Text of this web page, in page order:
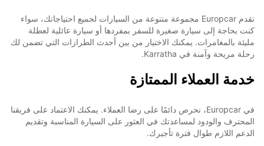
تقدم Europcar مجموعة متنوعة من السيارات لجميع احتياجاتك، سواء
كنت بحاجة إلى سيارة صغيرة للسفر بمفردها أو سيارة عائلية لعطلة
مليئة بالمغامرات. يمكنك الاختيار من بين أحدث الطرازات التي تضمن لك
رحلة مريحة وآمنة في Karratha.
خدمة العملاء الممتازة
في Europcar، نحرص دائمًا على رضا العملاء. يمكنك الاعتماد على فريقنا
المحترف والودود لمساعدتك في العثور على السيارة المناسبة وتقديم
الدعم اللازم طوال فترة تأجيرك.